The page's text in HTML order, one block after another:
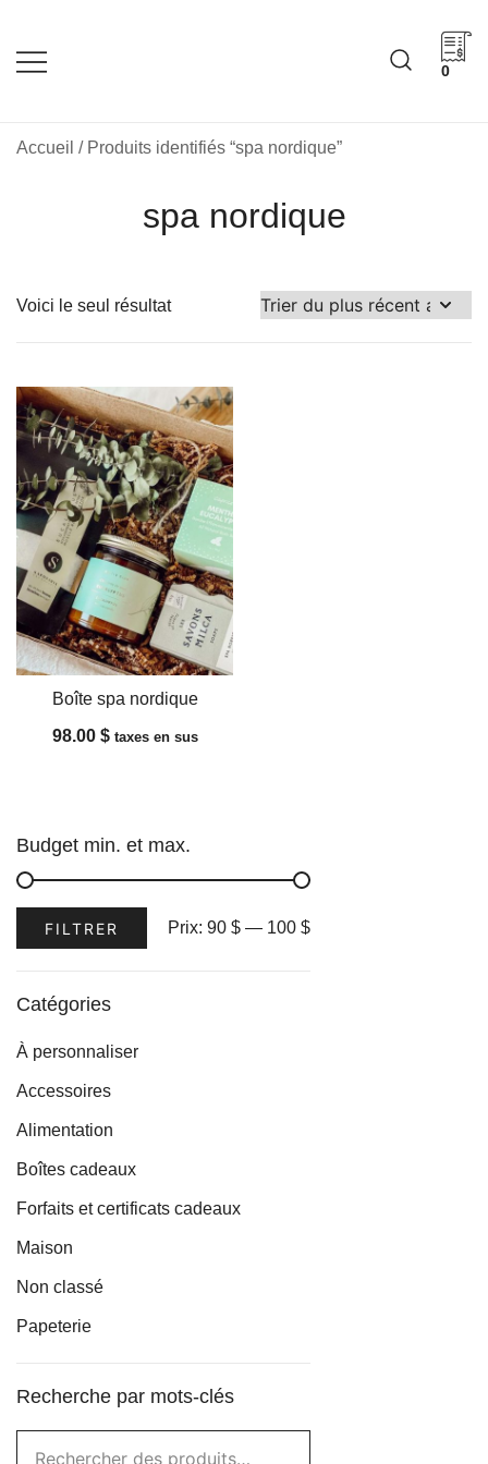
content
0
Accueil / Produits identifiés “spa nordique”
spa nordique
Voici le seul résultat
Boîte spa nordique
98.00 $ taxes en sus
Budget min. et max.
FILTRER Prix: 90 $ — 100 $
Catégories
À personnaliser
Accessoires
Alimentation
Boîtes cadeaux
Forfaits et certificats cadeaux
Maison
Non classé
Papeterie
Recherche par mots-clés